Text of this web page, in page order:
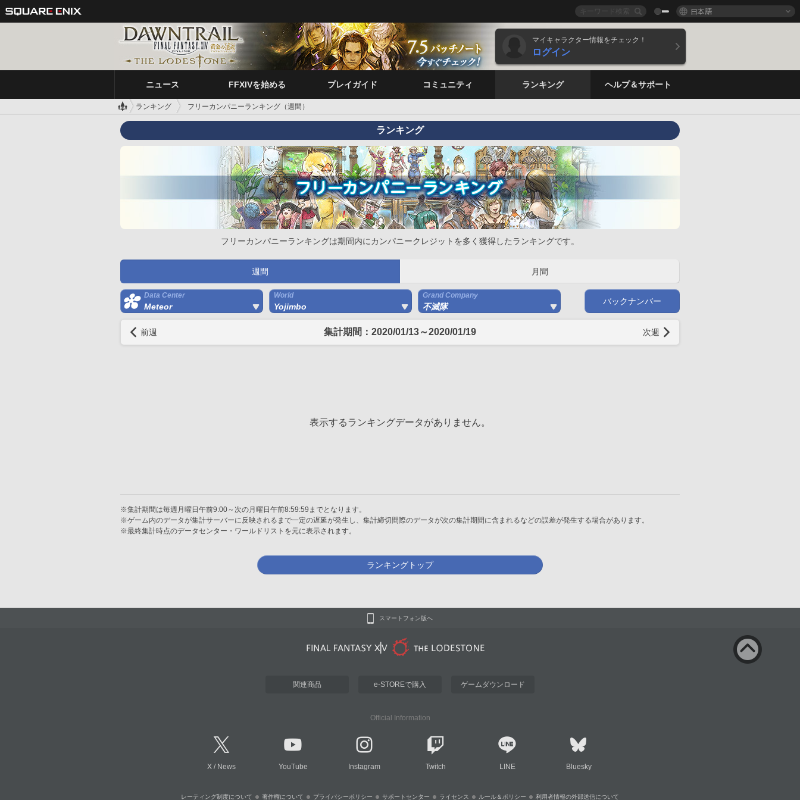
日本語
マイキャラクター情報をチェック！
ログイン
ニュース FFXIVを始める プレイガイド コミュニティ ランキング ヘルプ＆サポート
ランキング フリーカンパニーランキング（週間）
ランキング
フリーカンパニーランキングは期間内にカンパニークレジットを多く獲得したランキングです。
週間 月間
Data Center
Meteor
World
Yojimbo
Grand Company
不滅隊
バックナンバー
前週 集計期間：2020/01/13～2020/01/19 次週
表示するランキングデータがありません。
※集計期間は毎週月曜日午前9:00～次の月曜日午前8:59:59までとなります。
※ゲーム内のデータが集計サーバーに反映されるまで一定の遅延が発生し、集計締切間際のデータが次の集計期間に含まれるなどの誤差が発生する場合があります。
※最終集計時点のデータセンター・ワールドリストを元に表示されます。
ランキングトップ
スマートフォン版へ
関連商品 e-STOREで購入 ゲームダウンロード
Official Information
X / News YouTube Instagram Twitch LINE Bluesky
レーティング制度について 著作権について プライバシーポリシー サポートセンター ライセンス ルール＆ポリシー 利用者情報の外部送信について